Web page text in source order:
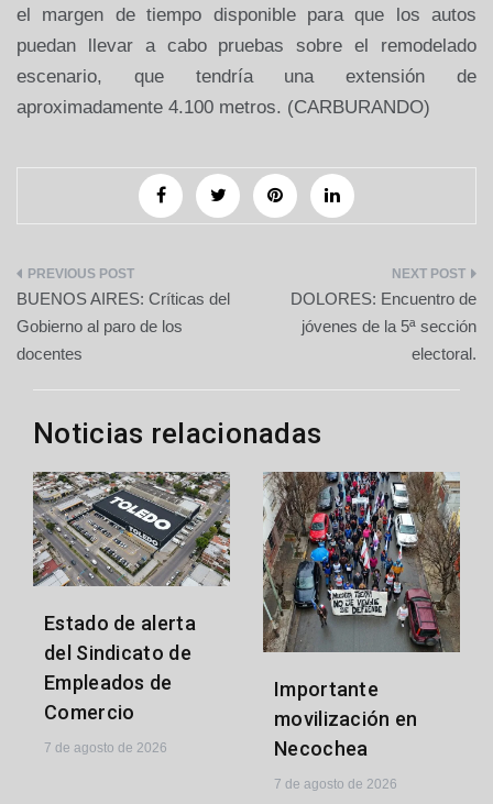
el margen de tiempo disponible para que los autos
puedan llevar a cabo pruebas sobre el remodelado
escenario, que tendría una extensión de
aproximadamente 4.100 metros. (CARBURANDO)
Navegación
de
entradas
BUENOS AIRES: Críticas del
Gobierno al paro de los
docentes
DOLORES: Encuentro de
jóvenes de la 5ª sección
electoral.
Noticias relacionadas
Estado de alerta
del Sindicato de
Empleados de
Comercio
7 de agosto de 2026
Importante
movilización en
Necochea
7 de agosto de 2026